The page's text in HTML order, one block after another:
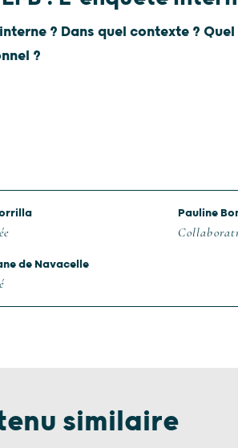
? Dans quel contexte ?
?
Pauline
de Navacelle
similaire